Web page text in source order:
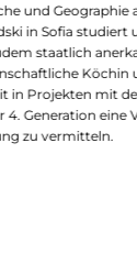
und
in Sofia studiert
staatlich
Köchin
in Projekten mit
4. Generation eine
zu vermitteln.